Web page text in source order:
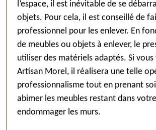
l’espace, il est inévitable de se
objets. Pour cela, il est conseillé de
professionnel pour les enlever. En
de meubles ou objets à enlever, le
utiliser des matériels adaptés. Si
Artisan Morel, il réalisera une telle
professionnalisme tout en prenant
abimer les meubles restant dans
endommager les murs.